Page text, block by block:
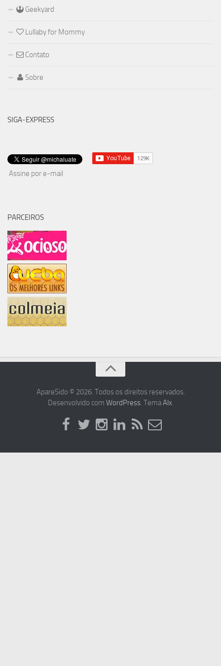
Geekyard
Lullaby for Mommy
Contato
Sobre
SIGA-EXPRESS
Assine por e-mail
PARCEIROS
ApareSido © 2026. Todos os direitos reservados.
Desenvolvido com WordPress. TemaAlx